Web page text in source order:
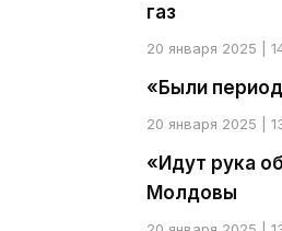
газ
20 января 2025 |
«Были
20 января 2025 |
«Идут рука
Молдовы